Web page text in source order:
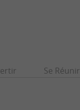
Se Réunir